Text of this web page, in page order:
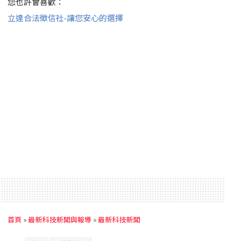
立達合法徵信社-讓您安心的選擇
首頁 »最新科技新聞與報導 »最新科技新聞